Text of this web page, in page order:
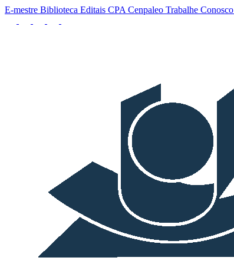
E-mestre Biblioteca Editais CPA Cenpaleo Trabalhe Conosco